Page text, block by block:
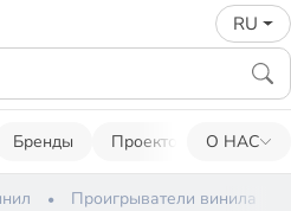
RU
Бренды Проекторы О НАС
Проигрыватели винила